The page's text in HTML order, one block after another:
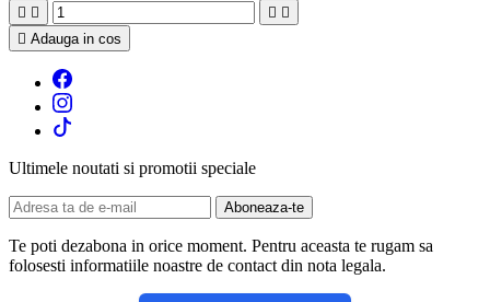
   
 Adauga in cos
Ultimele noutati si promotii speciale
Te poti dezabona in orice moment. Pentru aceasta te rugam sa
folosesti informatiile noastre de contact din nota legala.